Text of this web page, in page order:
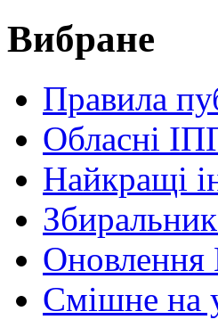
Вибране
Правила
Обласні
Найкращі
Збиральник
Оновлення
Cмішне на